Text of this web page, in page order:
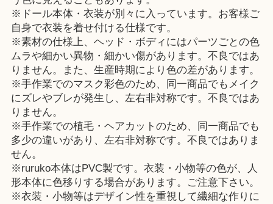
※ドール本体・衣装が別々に入っています。お客様ご
自身で衣装を着せ付ける仕様です。
※素材の仕様上、ヘッド・ボディにはパーツごとの色
ムラや細かい異物・細かい傷があります。不良ではあ
りません。また、生産時期により色の差があります。
※手作業でのマスク彩色のため、同一商品でもメイク
にズレやブレが発生し、左右非対称です。不良ではあ
りません。
※手作業での植毛・ヘアカットのため、同一商品でも
多少の違いがあり、左右非対称です。不良ではありま
せん。
※ruruko本体はPVC製です。衣装・小物等の色が、人
形本体に色移りする場合があります。ご注意下さい。
※衣装・小物等はデザイン性を重視して繊細な作りに